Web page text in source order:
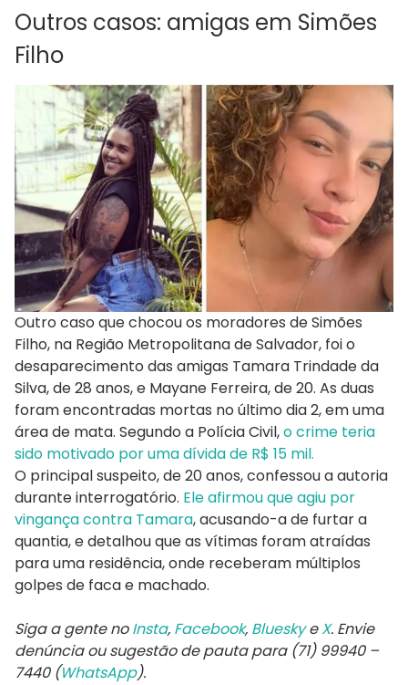
Outros casos: amigas em Simões
Filho
Outro caso que chocou os moradores de Simões
Filho, na Região Metropolitana de Salvador, foi o
desaparecimento das amigas Tamara Trindade da
Silva, de 28 anos, e Mayane Ferreira, de 20. As duas
foram encontradas mortas no último dia 2, em uma
área de mata. Segundo a Polícia Civil,o crime teria
sido motivado por uma dívida de R$ 15 mil.
O principal suspeito, de 20 anos, confessou a autoria
durante interrogatório. Ele afirmou que agiu por
vingança contra Tamara, acusando-a de furtar a
quantia, e detalhou que as vítimas foram atraídas
para uma residência, onde receberam múltiplos
golpes de faca e machado.
Siga a gente noInsta, Facebook, BlueskyeX. Envie
denúncia ou sugestão de pauta para (71) 99940 –
7440 (WhatsApp).